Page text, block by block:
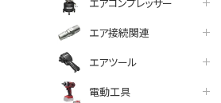
エアコンプレッサー
エア接続関連
エアツール
電動工具
facebook
line